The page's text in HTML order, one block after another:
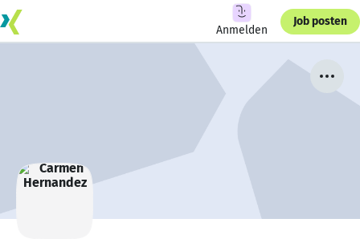
Anmelden
Job posten